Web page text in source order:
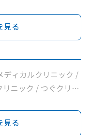
沼内科 / 医療法人社
成宗診療所 / 今関医
療法人社団成東会松
すだクリニック
見る
ディカルクリニック /
ニック / つぐクリニ
沼内科 / 医療法人社
成宗診療所 / 今関医
見る